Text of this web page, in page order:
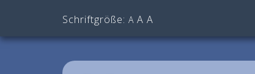
Schriftgröße: A A A